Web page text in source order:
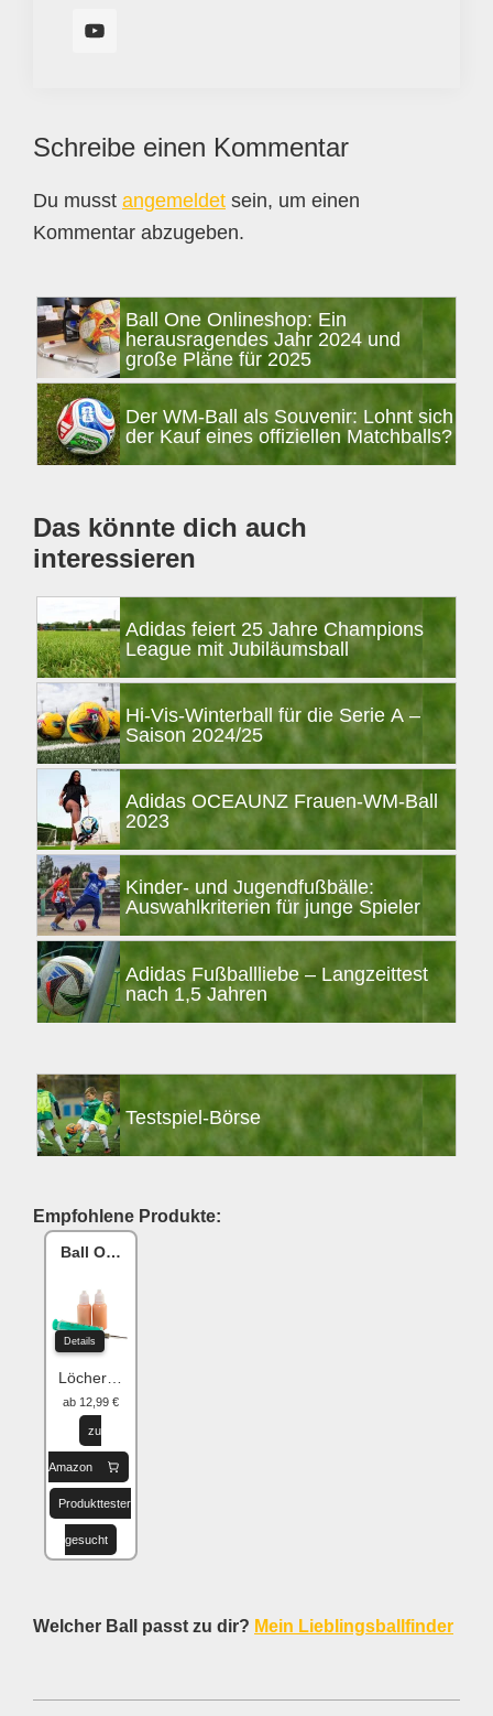
Leser-
Interaktionen
Schreibe einen Kommentar
Du musst angemeldet sein, um einen
Kommentar abzugeben.
SeitenspalteBall One Onlineshop: Ein
herausragendes Jahr 2024 und
große Pläne für 2025
Der WM-Ball als Souvenir: Lohnt sich
der Kauf eines offiziellen Matchballs?
Das könnte dich auch
interessieren
Adidas feiert 25 Jahre Champions
League mit Jubiläumsball
Hi-Vis-Winterball für die Serie A –
Saison 2024/25
Adidas OCEAUNZ Frauen-WM-Ball
2023
Kinder- und Jugendfußbälle:
Auswahlkriterien für junge Spieler
Adidas Fußballliebe – Langzeittest
nach 1,5 Jahren
Testspiel-Börse
Empfohlene Produkte:
Ball One Reparaturset
Details
Löcher flicken
ab 12,99 €
zu
Amazon
Produkttester
gesucht
Welcher Ball passt zu dir? Mein Lieblingsballfinder